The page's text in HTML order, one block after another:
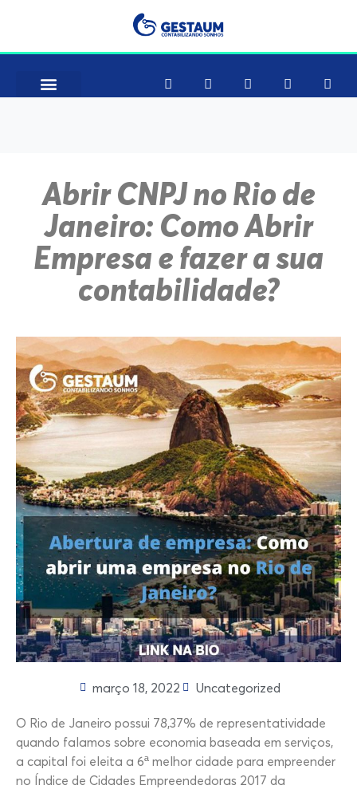
Abrir CNPJ no Rio de
Janeiro: Como Abrir
Empresa e fazer a sua
contabilidade?
março 18, 2022 Uncategorized
O Rio de Janeiro possui 78,37% de representatividade
quando falamos sobre economia baseada em serviços,
a capital foi eleita a 6ª melhor cidade para empreender
no Índice de Cidades Empreendedoras 2017 da